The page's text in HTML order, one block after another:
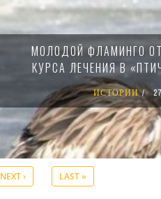
МОЛОДОЙ ФЛАМИНГО
КУРСА ЛЕЧЕНИЯ В
ИСТОРИИ
NEXT › LAST »